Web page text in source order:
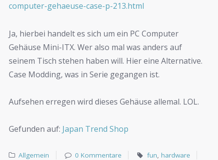
computer-gehaeuse-case-p-213.html
Ja, hierbei handelt es sich um ein PC Computer
Gehäuse Mini-ITX. Wer also mal was anders auf
seinem Tisch stehen haben will. Hier eine Alternative.
Case Modding, was in Serie gegangen ist.
Aufsehen erregen wird dieses Gehäuse allemal. LOL.
Gefunden auf: Japan Trend Shop
Allgemein 0 Kommentare fun, hardware